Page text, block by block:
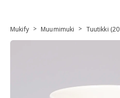
Mukify > Muumimuki > Tuutikki